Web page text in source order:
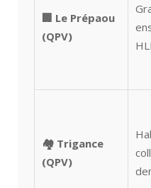
🏢 Le Prépaou
(QPV)
🏘️ Trigance
(QPV)